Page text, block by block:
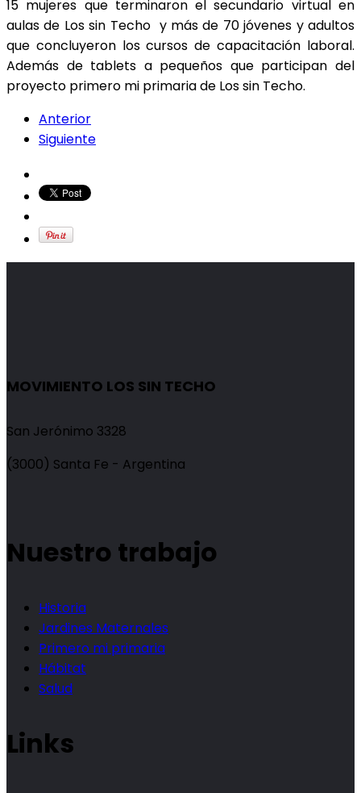
15 mujeres que terminaron el secundario virtual en
aulas de Los sin Techo y más de 70 jóvenes y adultos
que concluyeron los cursos de capacitación laboral.
Además de tablets a pequeños que participan del
proyecto primero mi primaria de Los sin Techo.
Anterior
Siguiente
MOVIMIENTO LOS SIN TECHO
San Jerónimo 3328
(3000) Santa Fe - Argentina
Nuestro trabajo
Historia
Jardines Maternales
Primero mi primaria
Hábitat
Salud
Links